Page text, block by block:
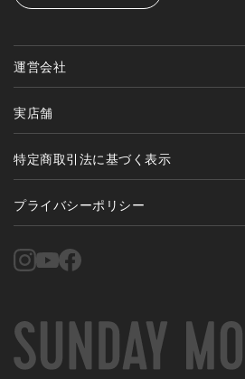
運営会社
実店舗
特定商取引法に基づく表示
プライバシーポリシー